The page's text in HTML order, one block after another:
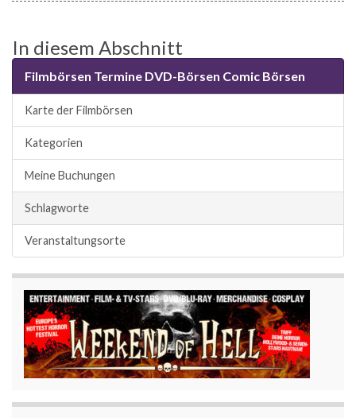
In diesem Abschnitt
Filmbörsen Termine DVD-Börsen Comic Börsen
Karte der Filmbörsen
Kategorien
Meine Buchungen
Schlagworte
Veranstaltungsorte